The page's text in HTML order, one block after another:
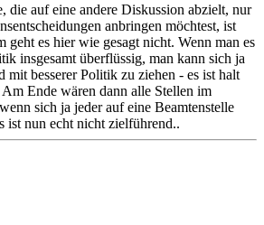
die auf eine andere Diskussion abzielt, nur
anbringen möchtest, ist
geht es hier wie gesagt nicht. Wenn man es
insgesamt überflüssig, man kann sich ja
mit besserer Politik zu ziehen - es ist halt
Ende wären dann alle Stellen im
sich ja jeder auf eine Beamtenstelle
ist nun echt nicht zielführend..